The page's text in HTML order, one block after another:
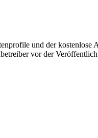
und der kostenlose
vor der